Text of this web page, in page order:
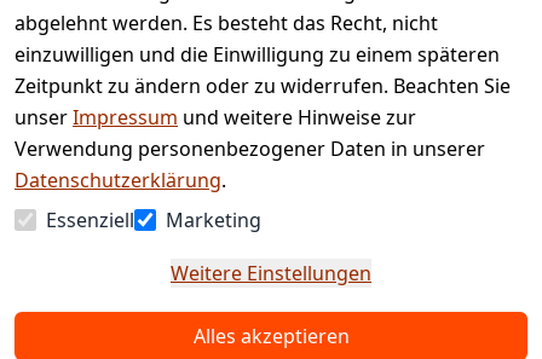
abgelehnt werden. Es besteht das Recht, nicht
einzuwilligen und die Einwilligung zu einem späteren
Zeitpunkt zu ändern oder zu widerrufen. Beachten Sie
unserImpressum und weitere Hinweise zur
Verwendung personenbezogener Daten in unserer
Datenschutzerklärung.
Essenziell
Marketing
Weitere Einstellungen
Alles akzeptieren
itserklärung
Widerrufsrec
ht
Vertrag
widerrufen
© Copyright 2025 www.etc-shop.de GmbH & Co.